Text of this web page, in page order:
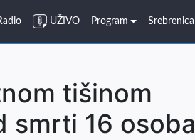
UŽIVO Program Srebrenica
tišinom
smrti 16 osoba